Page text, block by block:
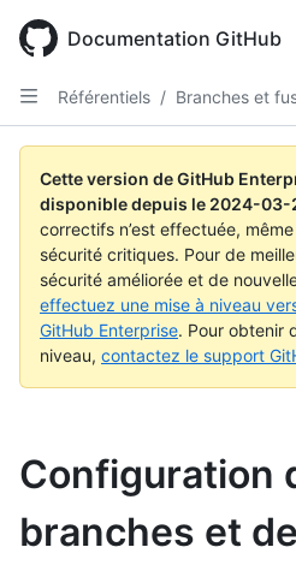
main
content
Documentation GitHub
Référentiels / Branches et
Cette version de GitHub
disponible depuis le 2024-03-
correctifs n’est effectuée,
sécurité critiques. Pour de
sécurité améliorée et de
effectuez une mise à niveau
GitHub Enterprise. Pour obtenir
niveau, contactez le support
Configuration
branches et